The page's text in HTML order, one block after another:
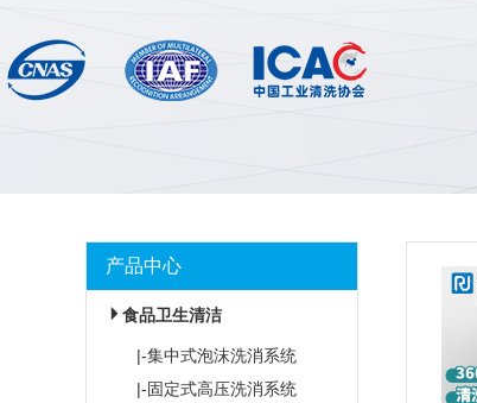
产品中心
食品卫生清洁
|-集中式泡沫洗消系统
|-固定式高压洗消系统